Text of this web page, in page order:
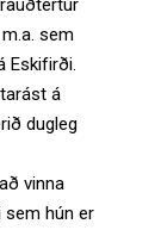
sem
Eskifirði.
á
dugleg
vinna
sem hún er